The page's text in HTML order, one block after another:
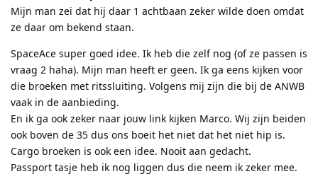
Mijn man zei dat hij daar 1 achtbaan zeker wilde doen omdat
ze daar om bekend staan.
SpaceAce super goed idee. Ik heb die zelf nog (of ze passen is
vraag 2 haha). Mijn man heeft er geen. Ik ga eens kijken voor
die broeken met ritssluiting. Volgens mij zijn die bij de ANWB
vaak in de aanbieding.
En ik ga ook zeker naar jouw link kijken Marco. Wij zijn beiden
ook boven de 35 dus ons boeit het niet dat het niet hip is.
Cargo broeken is ook een idee. Nooit aan gedacht.
Passport tasje heb ik nog liggen dus die neem ik zeker mee.